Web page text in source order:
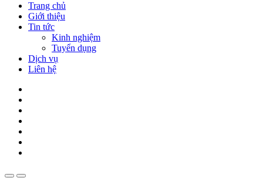
Trang chủ
Giới thiệu
Tin tức
Kinh nghiệm
Tuyển dụng
Dịch vụ
Liên hệ